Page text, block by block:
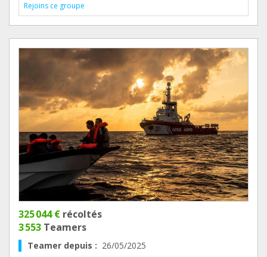
Rejoins ce groupe
325 044 € récoltés
3 553 Teamers
Teamer depuis : 26/05/2025